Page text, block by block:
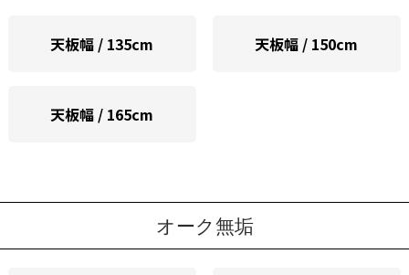
天板幅 / 135cm 天板幅 / 150cm
天板幅 / 165cm
オーク無垢